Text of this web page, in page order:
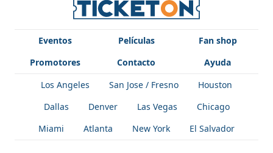
Eventos Películas
Fan shop
Promotores
Contacto
Ayuda
Los Angeles
San Jose / Fresno
Houston
Dallas
Denver Las Vegas
Chicago
Miami
Atlanta New York El Salvador